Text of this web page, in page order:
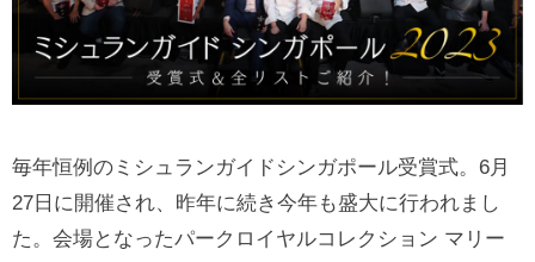
毎年恒例のミシュランガイドシンガポール受賞式。6月
27日に開催され、昨年に続き今年も盛大に行われまし
た。会場となったパークロイヤルコレクション マリー